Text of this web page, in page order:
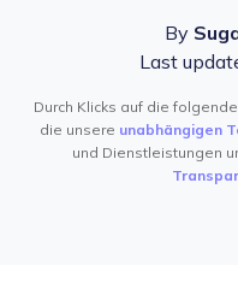
By
Last
Durch Klicks auf die
die unsere unabhängigen
und Dienstleistungen